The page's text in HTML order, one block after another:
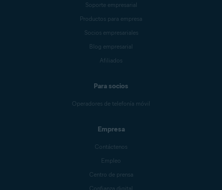
Soporte empresarial
Productos para empresa
Socios empresariales
Blog empresarial
Afiliados
Para socios
Operadores de telefonía móvil
Empresa
Contáctenos
Empleo
Centro de prensa
Confianza digital